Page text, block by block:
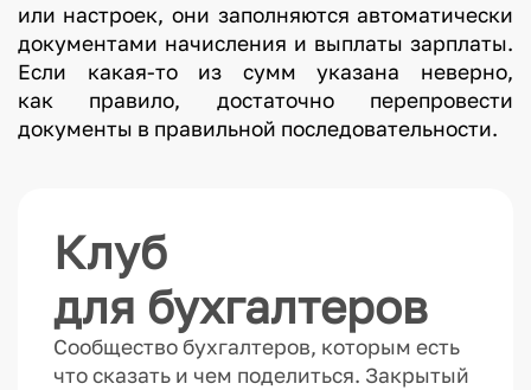
или настроек, они заполняются автоматически
документами начисления и выплаты зарплаты.
Если какая-то из сумм указана неверно,
как правило, достаточно перепровести
документы в правильной последовательности.
Клуб
для бухгалтеров
Сообщество бухгалтеров, которым есть
что сказать и чем поделиться. Закрытый